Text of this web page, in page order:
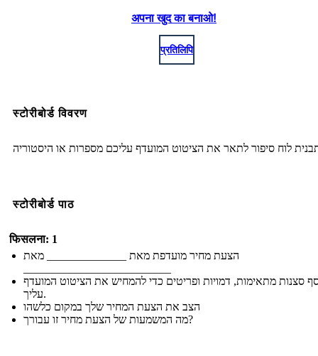
अपना खुद का बनाओ!
प्रतिलिपि
स्टोरीबोर्ड विवरण
स्टोरीबोर्ड पाठ
फिसलना: 1
הצעת מחיר מועדפת מאת ______________ מאת
סצנות מתאימות, דמויות ופריטים כדי להמחיש את הציטוט המועדף
עליך.
הצב את הצעת המחיר שלך במקום כלשהו
מה המשמעות של הצעת מחיר זו עבורך?